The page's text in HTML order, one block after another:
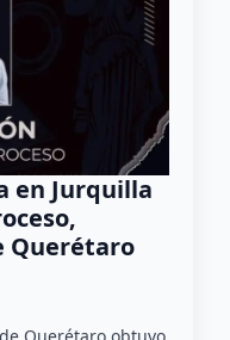
en Jurquilla
Querétaro